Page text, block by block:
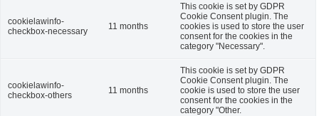
cookielawinfo-
checkbox-necessary
11 months
This cookie is set by GDPR
Cookie Consent plugin. The
cookies is used to store the user
consent for the cookies in the
category "Necessary".
cookielawinfo-
checkbox-others
11 months
This cookie is set by GDPR
Cookie Consent plugin. The
cookie is used to store the user
consent for the cookies in the
category "Other.